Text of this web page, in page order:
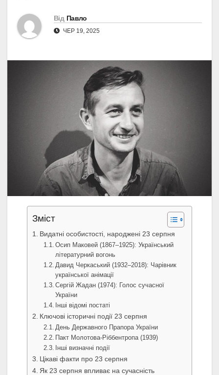
Від Павло
ЧЕР 19, 2025
Зміст
Видатні особистості, народжені 23 серпня
Осип Маковей (1867–1925): Український
літературний вогонь
Давид Черкаський (1932–2018): Чарівник
української анімації
Сергій Жадан (1974): Голос сучасної
України
Інші відомі постаті
Ключові історичні події 23 серпня
День Державного Прапора України
Пакт Молотова-Ріббентропа (1939)
Інші визначні події
Цікаві факти про 23 серпня
Як 23 серпня впливає на сучасність